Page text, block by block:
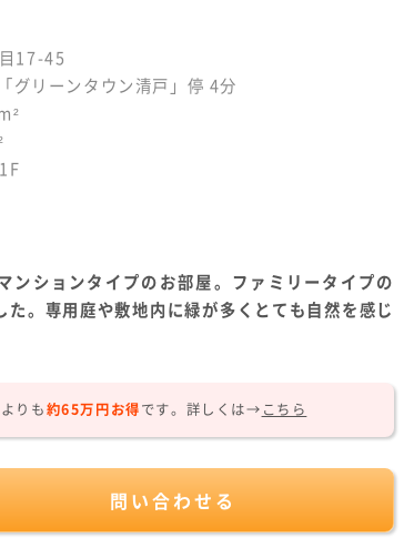
17-45
グリーンタウン清戸」停 4分
ンションタイプのお部屋。ファミリータイプの
。専用庭や敷地内に緑が多くとても自然を感じ
りも約65万円お得です。 詳しくは→ こちら
問い合わせる